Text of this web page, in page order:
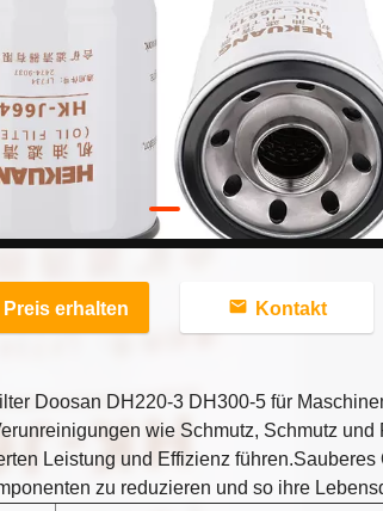
Preis erhalten Kontakt
Doosan DH220-3 DH300-5 für
wie Schmutz, Schmutz und
Leistung und Effizienz führen.Sauberes
zu reduzieren und so ihre